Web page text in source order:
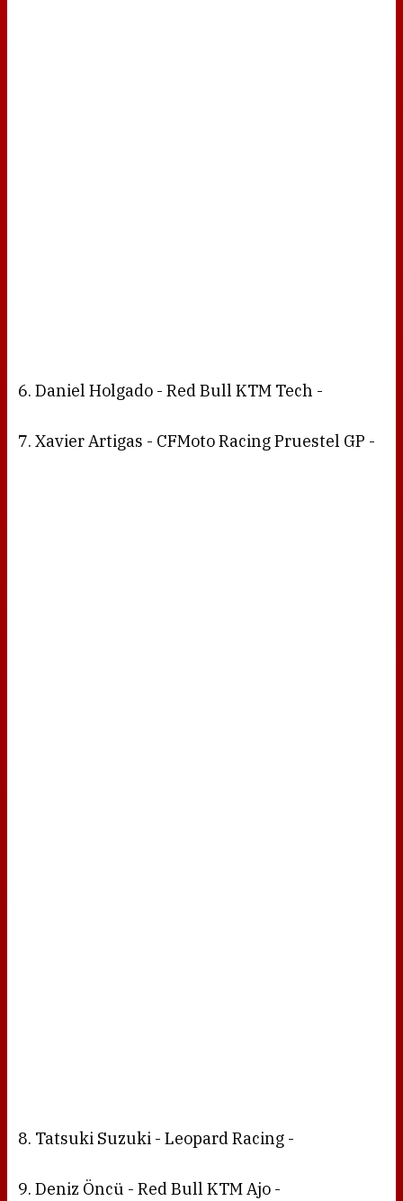
6. Daniel Holgado - Red Bull KTM Tech -
7. Xavier Artigas - CFMoto Racing Pruestel GP -
8. Tatsuki Suzuki - Leopard Racing -
9. Deniz Öncü - Red Bull KTM Ajo -